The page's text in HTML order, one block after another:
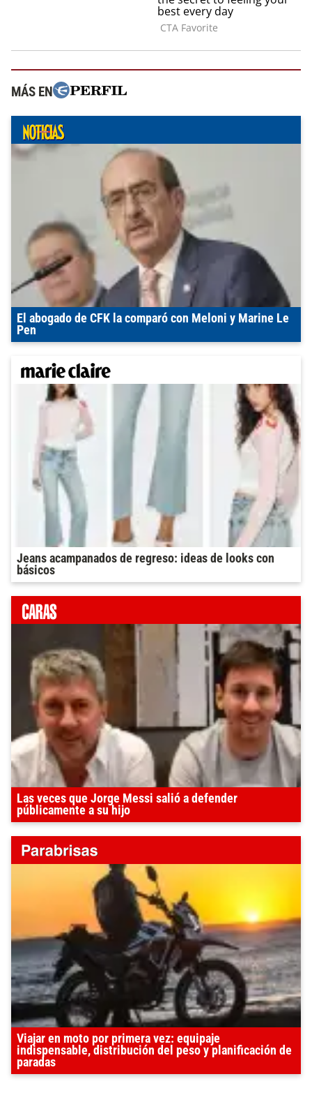
MÁS EN
El abogado de CFK la comparó con Meloni y Marine Le
Pen
Jeans acampanados de regreso: ideas de looks con
básicos
Las veces que Jorge Messi salió a defender
públicamente a su hijo
Viajar en moto por primera vez: equipaje
indispensable, distribución del peso y planificación de
paradas